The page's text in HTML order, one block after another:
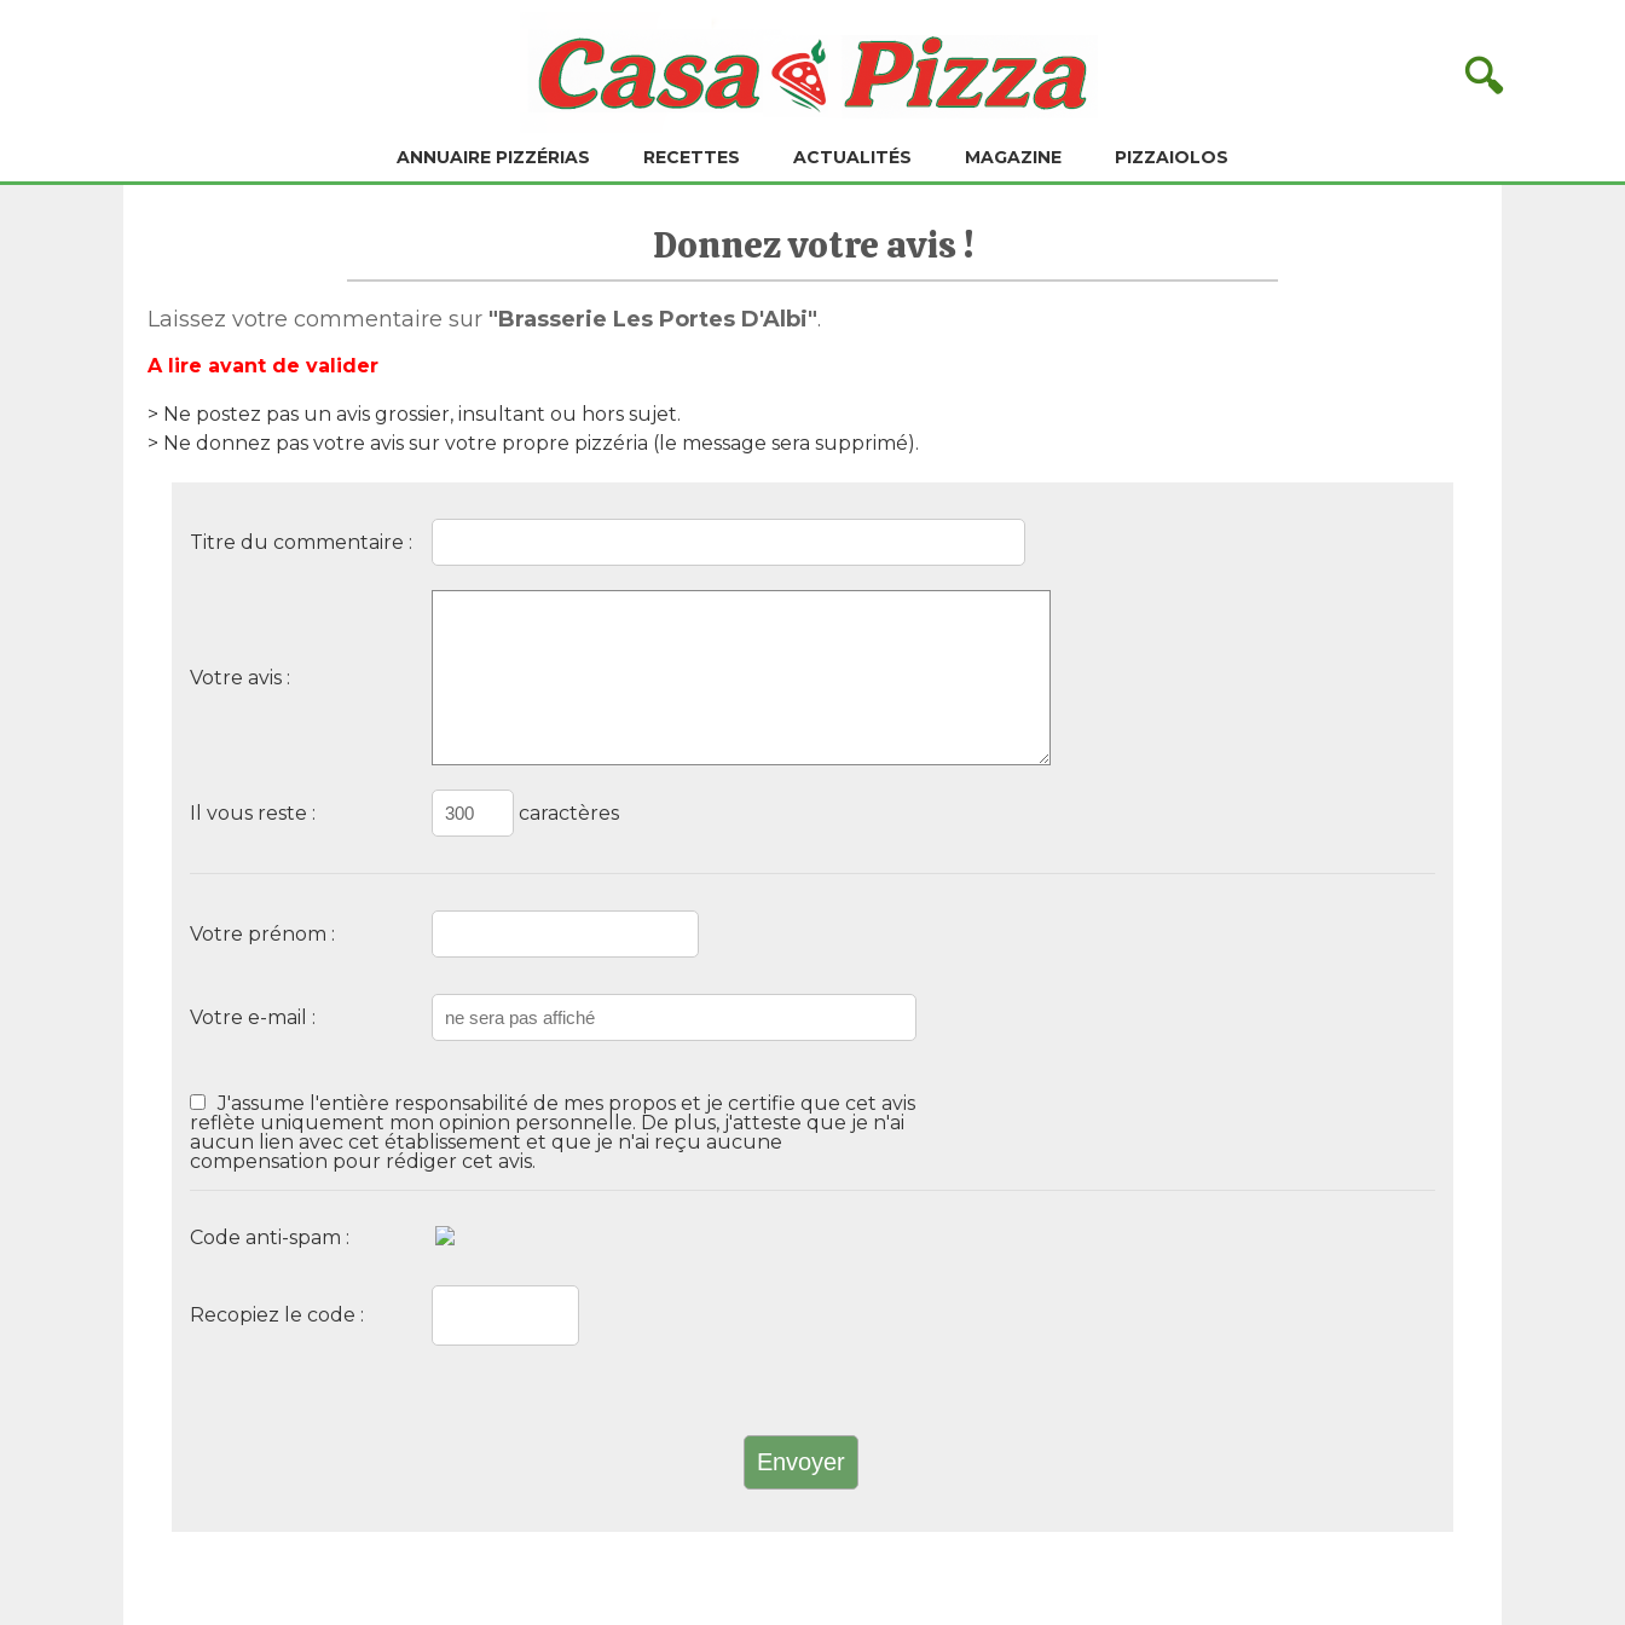
🔍
ANNUAIRE PIZZÉRIAS RECETTES ACTUALITÉS MAGAZINE PIZZAIOLOS
Donnez votre avis !
Laissez votre commentaire sur "Brasserie Les Portes D'Albi".
A lire avant de valider
> Ne postez pas un avis grossier, insultant ou hors sujet.
> Ne donnez pas votre avis sur votre propre pizzéria (le message sera supprimé).
Titre du commentaire :
Votre avis :
Il vous reste : caractères
Votre prénom :
Votre e-mail :
J'assume l'entière responsabilité de mes propos et je certifie que cet avis
reflète uniquement mon opinion personnelle. De plus, j'atteste que je n'ai
aucun lien avec cet établissement et que je n'ai reçu aucune
compensation pour rédiger cet avis.
Code anti-spam :
Recopiez le code :